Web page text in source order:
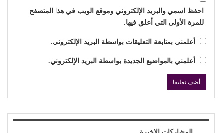
احفظ اسمي والبريد الإلكتروني وموقع الويب في هذا المتصفح
للمرة الأولى التي أعلق فيها.
أعلمني بمتابعة التعليقات بواسطة البريد الإلكتروني.
أعلمني بالمواضيع الجديدة بواسطة البريد الإلكتروني.